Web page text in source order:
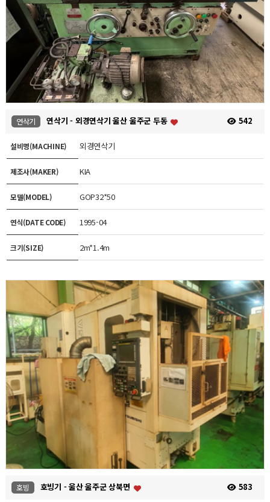
연삭기 연삭기 - 외경연삭기 울산 울주군 두동 542
설비명(MACHINE) 외경연삭기
제조사(MAKER) KIA
모델(MODEL) GOP32*50
연식(DATE CODE) 1995-04
크기(SIZE) 2m*1.4m
호빙 호빙기 - 울산 울주군 상북면 583